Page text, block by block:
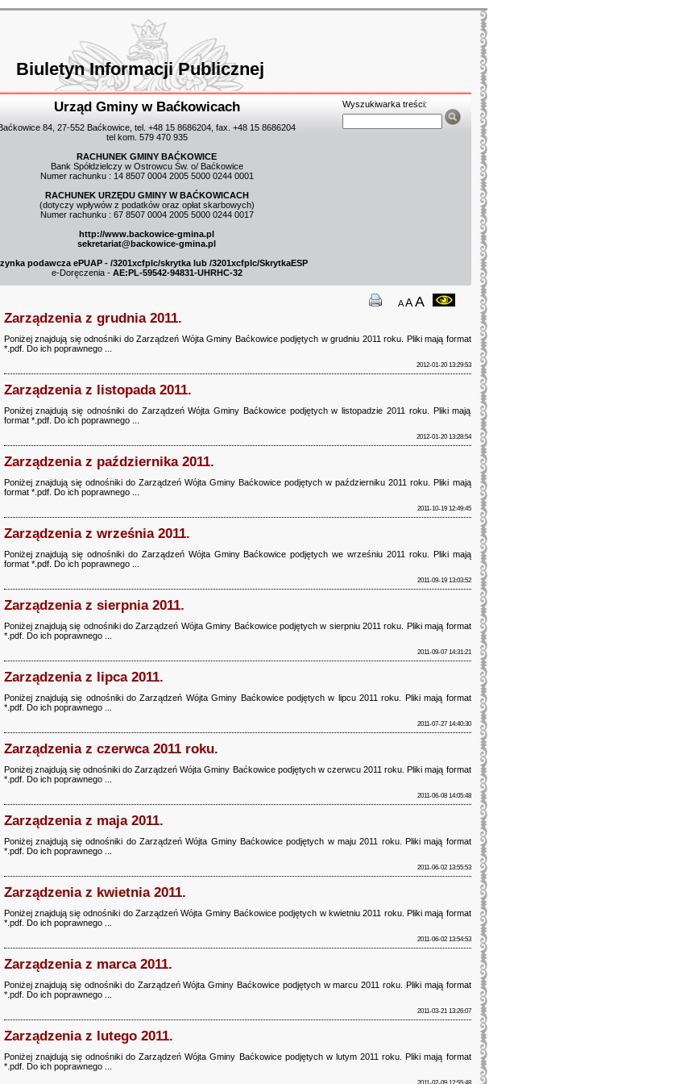
Biuletyn Informacji Publicznej
Wyszukiwarka treści:
Urząd Gminy w Baćkowicach
84, 27-552 Baćkowice, tel. +48 15 8686204, fax. +48 15 8686204
tel kom. 579 470 935
RACHUNEK GMINY BAĆKOWICE
Bank Spółdzielczy w Ostrowcu Św. o/ Baćkowice
Numer rachunku : 14 8507 0004 2005 5000 0244 0001
RACHUNEK URZĘDU GMINY W BAĆKOWICACH
(dotyczy wpływów z podatków oraz opłat skarbowych)
Numer rachunku : 67 8507 0004 2005 5000 0244 0017
http://www.backowice-gmina.pl
sekretariat@backowice-gmina.pl
podawcza ePUAP - /3201xcfplc/skrytka lub /3201xcfplc/SkrytkaESP
e-Doręczenia - AE:PL-59542-94831-UHRHC-32
A A A
Zarządzenia z grudnia 2011.
Poniżej znajdują się odnośniki do Zarządzeń Wójta Gminy Baćkowice podjętych w grudniu 2011 roku. Pliki mają format
*.pdf. Do ich poprawnego ...
2012-01-20 13:29:53
Zarządzenia z listopada 2011.
Poniżej znajdują się odnośniki do Zarządzeń Wójta Gminy Baćkowice podjętych w listopadzie 2011 roku. Pliki mają
format *.pdf. Do ich poprawnego ...
2012-01-20 13:28:54
Zarządzenia z października 2011.
Poniżej znajdują się odnośniki do Zarządzeń Wójta Gminy Baćkowice podjętych w październiku 2011 roku. Pliki mają
format *.pdf. Do ich poprawnego ...
2011-10-19 12:49:45
Zarządzenia z września 2011.
Poniżej znajdują się odnośniki do Zarządzeń Wójta Gminy Baćkowice podjętych we wrześniu 2011 roku. Pliki mają
format *.pdf. Do ich poprawnego ...
2011-09-19 13:03:52
Zarządzenia z sierpnia 2011.
Poniżej znajdują się odnośniki do Zarządzeń Wójta Gminy Baćkowice podjętych w sierpniu 2011 roku. Pliki mają format
*.pdf. Do ich poprawnego ...
2011-09-07 14:31:21
Zarządzenia z lipca 2011.
Poniżej znajdują się odnośniki do Zarządzeń Wójta Gminy Baćkowice podjętych w lipcu 2011 roku. Pliki mają format
*.pdf. Do ich poprawnego ...
2011-07-27 14:40:30
Zarządzenia z czerwca 2011 roku.
Poniżej znajdują się odnośniki do Zarządzeń Wójta Gminy Baćkowice podjętych w czerwcu 2011 roku. Pliki mają format
*.pdf. Do ich poprawnego ...
2011-06-08 14:05:48
Zarządzenia z maja 2011.
Poniżej znajdują się odnośniki do Zarządzeń Wójta Gminy Baćkowice podjętych w maju 2011 roku. Pliki mają format
*.pdf. Do ich poprawnego ...
2011-06-02 13:55:53
Zarządzenia z kwietnia 2011.
Poniżej znajdują się odnośniki do Zarządzeń Wójta Gminy Baćkowice podjętych w kwietniu 2011 roku. Pliki mają format
*.pdf. Do ich poprawnego ...
2011-06-02 13:54:53
Zarządzenia z marca 2011.
Poniżej znajdują się odnośniki do Zarządzeń Wójta Gminy Baćkowice podjętych w marcu 2011 roku. Pliki mają format
*.pdf. Do ich poprawnego ...
2011-03-21 13:26:07
Zarządzenia z lutego 2011.
Poniżej znajdują się odnośniki do Zarządzeń Wójta Gminy Baćkowice podjętych w lutym 2011 roku. Pliki mają format
*.pdf. Do ich poprawnego ...